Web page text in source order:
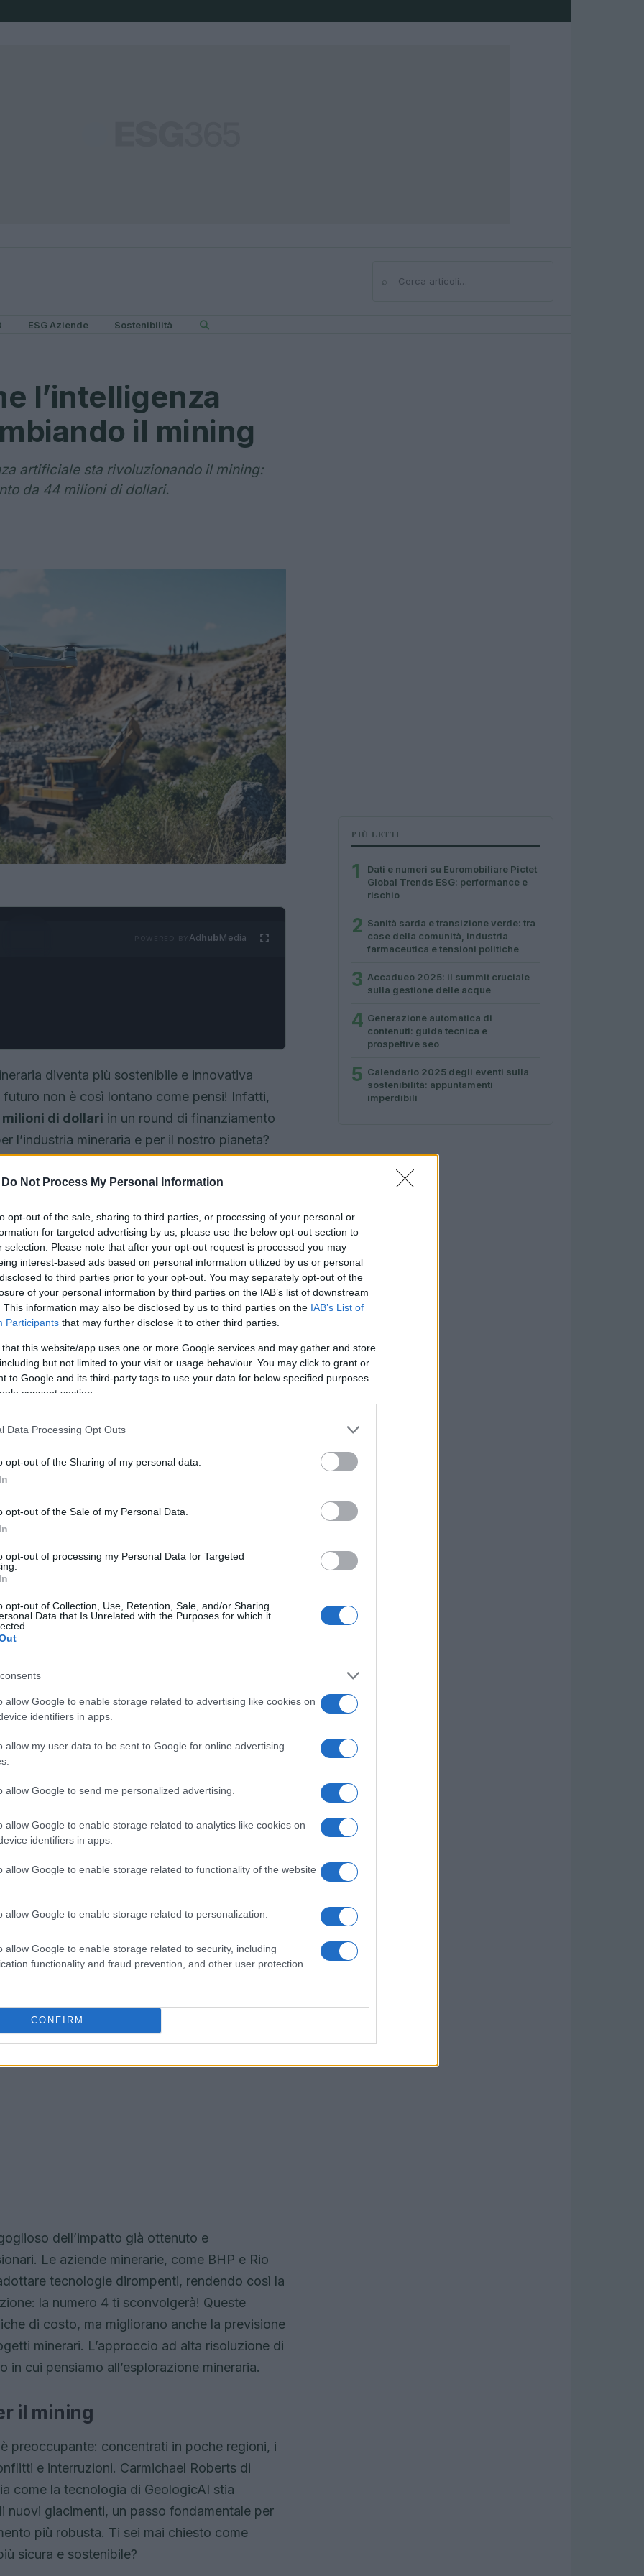
Do Not Process My Personal Information
opt-out of the sale, sharing to third parties, or processing of your personal or
for targeted advertising by us, please use the below opt-out section to
selection. Please note that after your opt-out request is processed you may
interest-based ads based on personal information utilized by us or personal
to third parties prior to your opt-out. You may separately opt-out of the
of your personal information by third parties on the IAB’s list of downstream
This information may also be disclosed by us to third parties on the IAB’s List of
Participants that may further disclose it to other third parties.
that this website/app uses one or more Google services and may gather and store
but not limited to your visit or usage behaviour. You may click to grant or
to Google and its third-party tags to use your data for below specified purposes
consent section.
Data Processing Opt Outs
opt-out of the Sharing of my personal data.
opt-out of the Sale of my Personal Data.
opt-out of processing my Personal Data for Targeted
opt-out of Collection, Use, Retention, Sale, and/or Sharing
Data that Is Unrelated with the Purposes for which it
allow Google to enable storage related to advertising like cookies on
identifiers in apps.
allow my user data to be sent to Google for online advertising
allow Google to send me personalized advertising.
allow Google to enable storage related to analytics like cookies on
identifiers in apps.
allow Google to enable storage related to functionality of the website
allow Google to enable storage related to personalization.
allow Google to enable storage related to security, including
functionality and fraud prevention, and other user protection.
CONFIRM
⌕Cerca
ESG Aziende Sostenibilità
l’intelligenza
il mining
artificiale sta rivoluzionando il mining:
da 44 milioni di dollari.
AdhubMedia
diventa più sostenibile e innovativa
non è così lontano come pensi! Infatti,
di dollari in un round di finanziamento
l’industria mineraria e per il nostro pianeta?
la differenza
investimento significativo guidato da
nomi del calibro di
missione? Accelerare l’implementazione
artificiale e sensori per l’industria mineraria
per noi?
energetica e, per supportarla, è
critici comelitio,rameeterre rare.
necessità, proponendo una piattaforma
machine learning per analizzare i campioni
non solo migliora la velocità e l’accuratezza
e l’impatto ambientale. Quindi, sei pronto a
le sorti del nostro pianeta?
le regole del gioco
così rivoluzionaria? Kayode Akinola, Head
l’importanza di questo aumento
energetica. Con strumenti innovativi,
nel migliorare il processo di estrazione e
mai a quello che stanno realizzando!
dell’impatto già ottenuto e
Le aziende minerarie, come BHP e Rio
tecnologie dirompenti, rendendo così la
la numero 4 ti sconvolgerà! Queste
di costo, ma migliorano anche la previsione
minerari. L’approccio ad alta risoluzione di
cui pensiamo all’esplorazione mineraria.
il mining
preoccupante: concentrati in poche regioni, i
e interruzioni. Carmichael Roberts di
come la tecnologia di GeologicAI stia
giacimenti, un passo fondamentale per
più robusta. Ti sei mai chiesto come
sicura e sostenibile?
PIÙ LETTI
1
Dati e numeri su Euromobiliare Pictet
Global Trends ESG: performance e
rischio
2 Sanità sarda e transizione verde: tra
case della comunità, industria
farmaceutica e tensioni politiche
3 Accadueo 2025: il summit cruciale
sulla gestione delle acque
4 Generazione automatica di
contenuti: guida tecnica e
prospettive seo
5 Calendario 2025 degli eventi sulla
sostenibilità: appuntamenti
imperdibili